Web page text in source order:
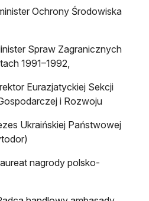
Ochrony Środowiska
Spraw Zagranicznych
1991–1992,
Eurazjatyckiej Sekcji
i Rozwoju
Ukraińskiej Państwowej
nagrody polsko-